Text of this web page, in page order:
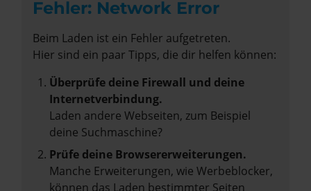
Fehler: Network Error
Beim Laden ist ein Fehler aufgetreten.
Hier sind ein paar Tipps, die dir helfen können:
Überprüfe deine Firewall und deine
Internetverbindung.
Laden andere Webseiten, zum Beispiel
deine Suchmaschine?
Prüfe deine Browsererweiterungen.
Manche Erweiterungen, wie Werbeblocker,
können das Laden bestimmter Seiten